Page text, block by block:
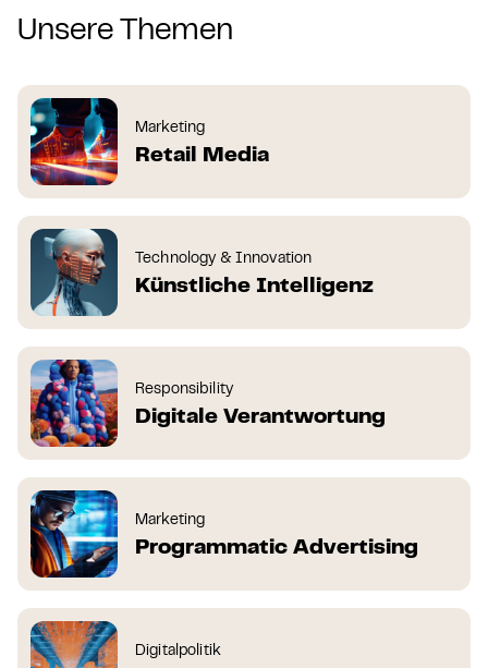
Unsere Themen
Marketing
Retail Media
Technology & Innovation
Künstliche Intelligenz
Responsibility
Digitale Verantwortung
Marketing
Programmatic Advertising
Digitalpolitik